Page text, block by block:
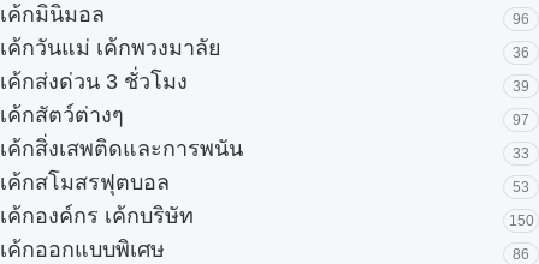
เค้กมินิมอล 96
เค้กวันแม่ เค้กพวงมาลัย 36
เค้กส่งด่วน 3 ชั่วโมง 39
เค้กสัตว์ต่างๆ 97
เค้กสิ่งเสพติดและการพนัน 33
เค้กสโมสรฟุตบอล 53
เค้กองค์กร เค้กบริษัท 150
เค้กออกแบบพิเศษ 86